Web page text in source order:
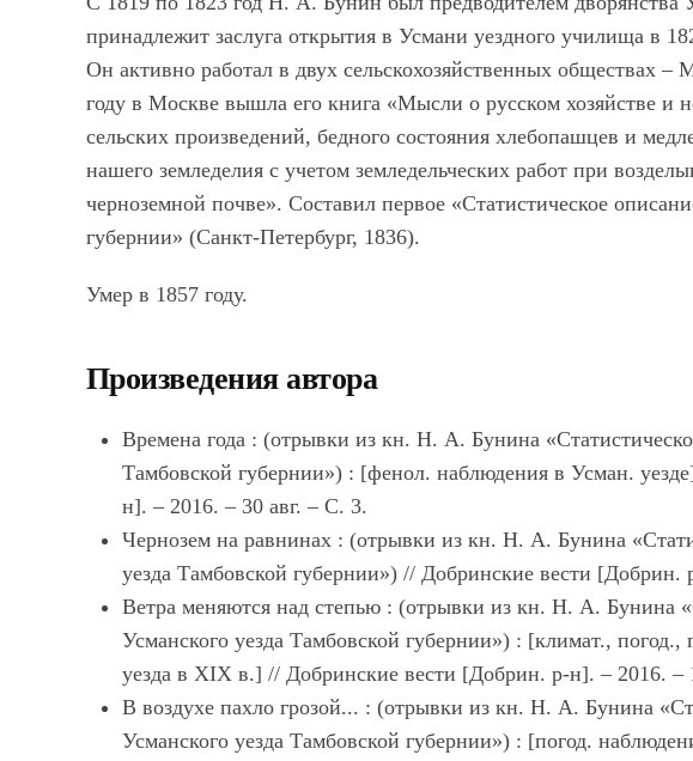
принадлежит заслуга открытия в Усмани уездного училища в
Он активно работал в двух сельскохозяйственных обществах
году в Москве вышла его книга «Мысли о русском хозяйстве и
сельских произведений, бедного состояния хлебопашцев и
нашего земледелия с учетом земледельческих работ при
черноземной почве». Составил первое «Статистическое
губернии» (Санкт-Петербург, 1836).
Умер в 1857 году.
Произведения автора
Времена года : (отрывки из кн. Н. А. Бунина
Тамбовской губернии») : [фенол. наблюдения в Усман.
н]. – 2016. – 30 авг. – С. 3.
Чернозем на равнинах : (отрывки из кн. Н. А. Бунина
уезда Тамбовской губернии») // Добринские вести [Добрин.
Ветра меняются над степью : (отрывки из кн. Н. А. Бунина
Усманского уезда Тамбовской губернии») : [климат., погод.,
уезда в XIX в.] // Добринские вести [Добрин. р-н]. – 2016. –
В воздухе пахло грозой... : (отрывки из кн. Н. А. Бунина
Усманского уезда Тамбовской губернии») : [погод.